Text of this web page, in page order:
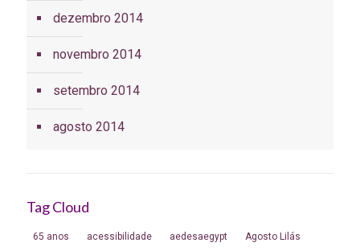
dezembro 2014
novembro 2014
setembro 2014
agosto 2014
Tag Cloud
65 anos acessibilidade aedesaegypt Agosto Lilás